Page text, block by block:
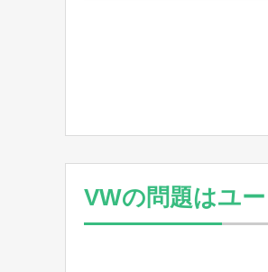
VWの問題はユ